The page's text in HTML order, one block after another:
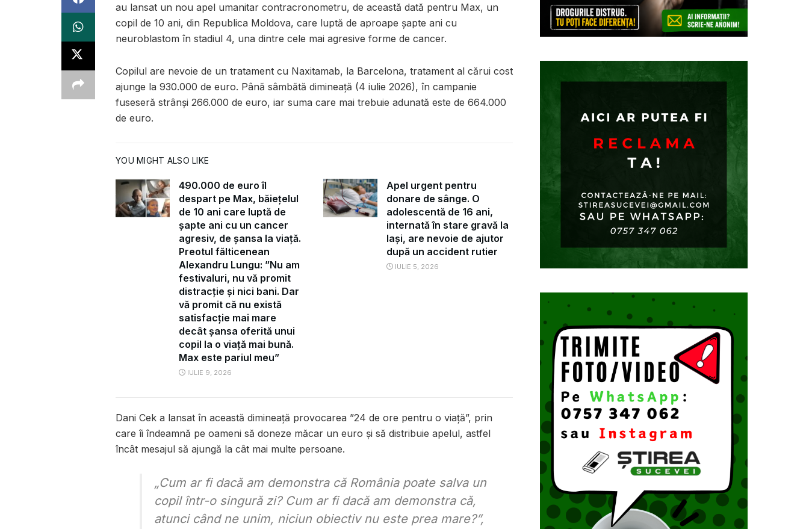
au lansat un nou apel umanitar contracronometru, de această dată pentru Max, un
copil de 10 ani, din Republica Moldova, care luptă de aproape șapte ani cu
neuroblastom în stadiul 4, una dintre cele mai agresive forme de cancer.
Copilul are nevoie de un tratament cu Naxitamab, la Barcelona, tratament al cărui cost
ajunge la 930.000 de euro. Până sâmbătă dimineață (4 iulie 2026), în campanie
fuseseră strânși 266.000 de euro, iar suma care mai trebuie adunată este de 664.000
de euro.
YOU MIGHT ALSO LIKE
490.000 de euro îl
despart pe Max, băiețelul
de 10 ani care luptă de
șapte ani cu un cancer
agresiv, de șansa la viață.
Preotul fălticenean
Alexandru Lungu: ”Nu am
festivaluri, nu vă promit
distracție și nici bani. Dar
vă promit că nu există
satisfacție mai mare
decât șansa oferită unui
copil la o viață mai bună.
Max este pariul meu”
IULIE 9, 2026
Apel urgent pentru
donare de sânge. O
adolescentă de 16 ani,
internată în stare gravă la
Iași, are nevoie de ajutor
după un accident rutier
IULIE 5, 2026
Dani Cek a lansat în această dimineață provocarea ”24 de ore pentru o viață”, prin
care îi îndeamnă pe oameni să doneze măcar un euro și să distribuie apelul, astfel
încât mesajul să ajungă la cât mai multe persoane.
„Cum ar fi dacă am demonstra că România poate salva un
copil într-o singură zi? Cum ar fi dacă am demonstra că,
atunci când ne unim, niciun obiectiv nu este prea mare?”,